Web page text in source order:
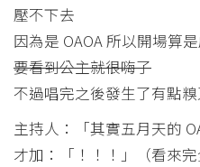
壓不下去
因為是 OAOA 所以開場算
要看到公主就很嗨了
不過唱完之後發生了有點
主持人：「其實五月天的
才加：「！！！」（看來